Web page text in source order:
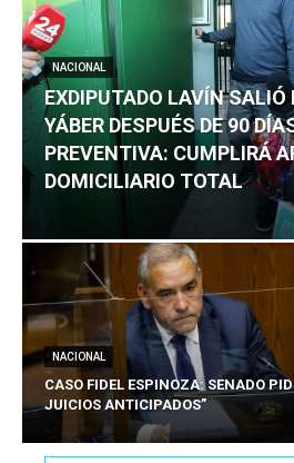
NACIONAL
EXDIPUTADO LAVÍN SALIÓ
YÁBER DESPUÉS DE 90
PREVENTIVA: CUMPLIRÁ
DOMICILIARIO TOTAL
NACIONAL
CASO FIDEL ESPINOZA: SENADO
JUICIOS ANTICIPADOS”